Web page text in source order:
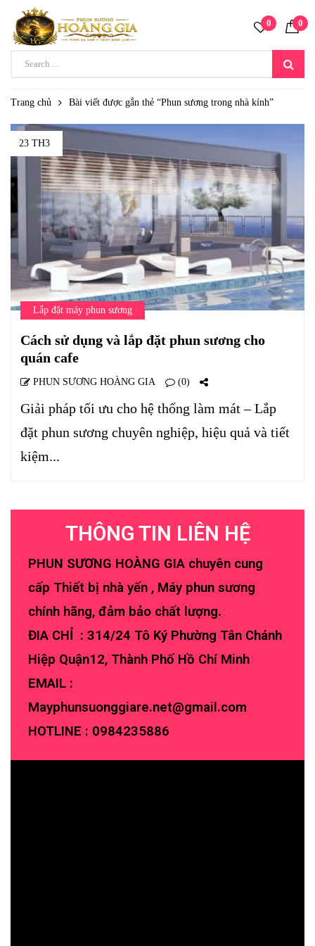
0 0
Trang chủ Bài viết được gắn thẻ “Phun sương trong nhà kính”
23 TH3
Lắp đặt máy phun sương
Cách sử dụng và lắp đặt phun sương cho
quán cafe
PHUN SƯƠNG HOÀNG GIA (0)
Giải pháp tối ưu cho hệ thống làm mát – Lắp
đặt phun sương chuyên nghiệp, hiệu quả và tiết
kiệm...
THÔNG TIN LIÊN HỆ
PHUN SƯƠNG HOÀNG GIA chuyên cung
cấp Thiết bị nhà yến , Máy phun sương
chính hãng, đảm bảo chất lượng.
ĐIA CHỈ : 314/24 Tô Ký Phường Tân Chánh
Hiệp Quận12, Thành Phố Hồ Chí Minh
EMAIL :
Mayphunsuonggiare.net@gmail.com
HOTLINE : 0984235886